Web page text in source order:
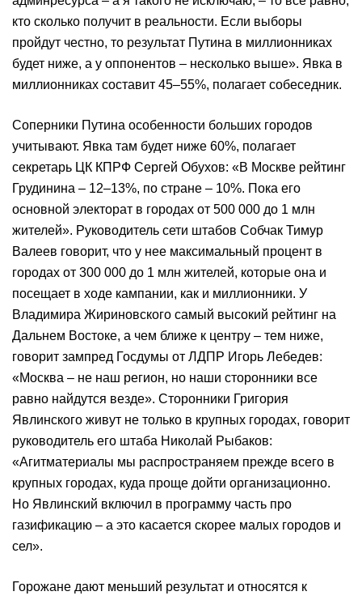
кто сколько получит в реальности. Если выборы
пройдут честно, то результат Путина в миллионниках
будет ниже, а у оппонентов – несколько выше». Явка в
миллионниках составит 45–55%, полагает собеседник.
Соперники Путина особенности больших городов
учитывают. Явка там будет ниже 60%, полагает
секретарь ЦК КПРФ Сергей Обухов: «В Москве рейтинг
Грудинина – 12–13%, по стране – 10%. Пока его
основной электорат в городах от 500 000 до 1 млн
жителей». Руководитель сети штабов Собчак Тимур
Валеев говорит, что у нее максимальный процент в
городах от 300 000 до 1 млн жителей, которые она и
посещает в ходе кампании, как и миллионники. У
Владимира Жириновского самый высокий рейтинг на
Дальнем Востоке, а чем ближе к центру – тем ниже,
говорит зампред Госдумы от ЛДПР Игорь Лебедев:
«Москва – не наш регион, но наши сторонники все
равно найдутся везде». Сторонники Григория
Явлинского живут не только в крупных городах, говорит
руководитель его штаба Николай Рыбаков:
«Агитматериалы мы распространяем прежде всего в
крупных городах, куда проще дойти организационно.
Но Явлинский включил в программу часть про
газификацию – а это касается скорее малых городов и
сел».
Горожане дают меньший результат и относятся к